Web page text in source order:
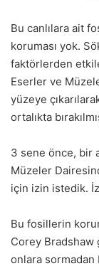
Bu canlılara ait
koruması yok.
faktörlerden
Eserler ve
yüzeye
ortalıkta
3 sene önce, bir
Müzeler
için izin istedik.
Bu fosillerin
Corey Bradshaw
onlara sormadan